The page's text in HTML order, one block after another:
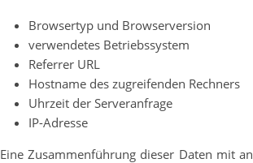
Browsertyp und Browserversion
verwendetes Betriebssystem
Referrer URL
Hostname des zugreifenden Rechners
Uhrzeit der Serveranfrage
IP-Adresse
Eine Zusammenführung dieser Daten mit